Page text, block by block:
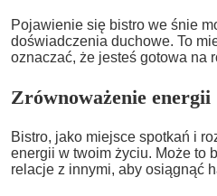
Pojawienie się bistro we śnie
doświadczenia duchowe. To
oznaczać, że jesteś gotowa na
Zrównoważenie energii
Bistro, jako miejsce spotkań i
energii w twoim życiu. Może to
relacje z innymi, aby osiągnąć